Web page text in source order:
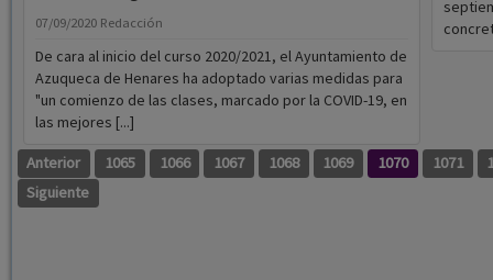
07/09/2020 Redacción
De cara al inicio del curso 2020/2021, el Ayuntamiento de
Azuqueca de Henares ha adoptado varias medidas para
"un comienzo de las clases, marcado por la COVID-19, en
las mejores [...]
Anterior 1065 1066 1067 1068 1069 1070 1071
Siguiente